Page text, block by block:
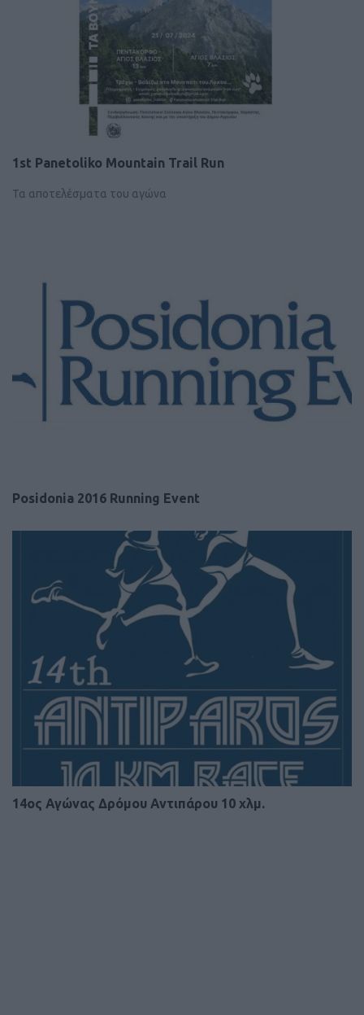
1st Panetoliko Mountain Trail Run
Τα αποτελέσματα του αγώνα
Posidonia 2016 Running Event
14ος Αγώνας Δρόμου Αντιπάρου 10 χλμ.